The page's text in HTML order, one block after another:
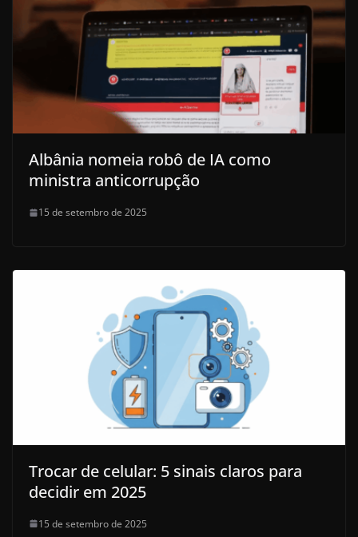
Albânia nomeia robô de IA como
ministra anticorrupção
15 de setembro de 2025
Trocar de celular: 5 sinais claros para
decidir em 2025
15 de setembro de 2025